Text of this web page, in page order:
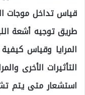
طريق توجيه أشعة
المرايا وقياس
التأثيرات الأخرى
استشعار متى يتم